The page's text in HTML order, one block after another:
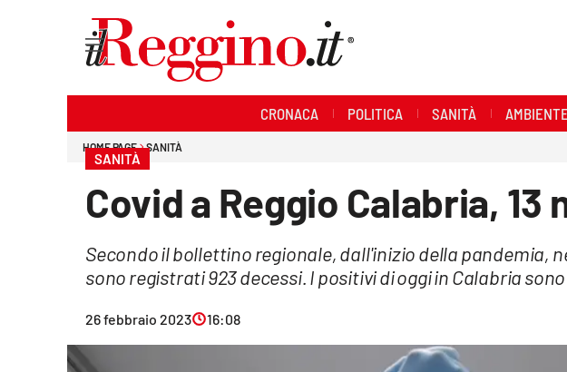
CRONACA POLITICA SANITÀ AMBIENTE
HOME PAGE SANITÀ
SANITÀ
Covid a Reggio Calabria,
Secondo il bollettino regionale, dall'inizio della pandemia,
sono registrati 923 decessi. I positivi di oggi in Calabria sono
26 febbraio 2023 16:08